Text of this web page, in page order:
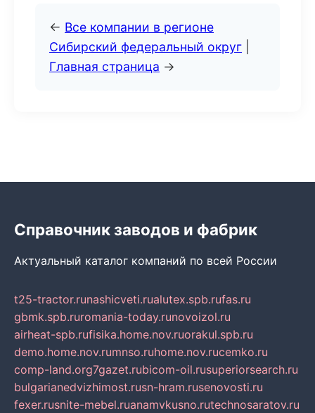
← Все компании в регионе
Сибирский федеральный округ
Главная страница →
Справочник заводов и фабрик
Актуальный каталог компаний по всей России
t25-tractor.runashicveti.rualutex.spb.rufas.ru
gbmk.spb.ruromania-today.runovoizol.ru
airheat-spb.rufisika.home.nov.ruorakul.spb.ru
demo.home.nov.rumnso.ruhome.nov.rucemko.ru
comp-land.org7gazet.rubicom-oil.rusuperiorsearch.ru
bulgarianedvizhimost.rusn-hram.rusenovosti.ru
fexer.rusnite-mebel.ruanamvkusno.rutechnosaratov.ru